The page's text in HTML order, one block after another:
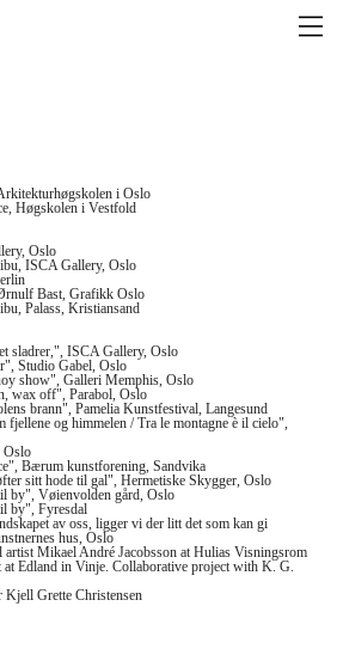
i Oslo
Høgskolen i Vestfold
Oslo
ISCA Gallery, Oslo
Bast, Grafikk Oslo
Palass, Kristiansand
sladrer,", ISCA Gallery, Oslo
Studio Gabel, Oslo
show", Galleri Memphis, Oslo
wax off", Parabol, Oslo
brann", Pamelia Kunstfestival, Langesund
og himmelen / Tra le montagne è il cielo",
Oslo
Bærum kunstforening, Sandvika
sitt hode til gal", Hermetiske Skygger, Oslo
by", Vøienvolden gård, Oslo
by", Fyresdal
av oss, ligger vi der litt det som kan gi
hus, Oslo
Mikael André Jacobsson at Hulias Visningsrom
Edland in Vinje. Collaborative project with K. G.
Kjell Grette Christensen